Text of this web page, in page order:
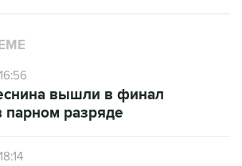
вышли в финал
разряде